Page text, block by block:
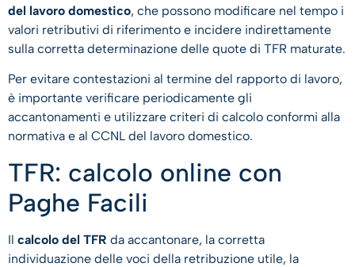
del lavoro domestico, che possono modificare nel tempo i
valori retributivi di riferimento e incidere indirettamente
sulla corretta determinazione delle quote di TFR maturate.
Per evitare contestazioni al termine del rapporto di lavoro,
è importante verificare periodicamente gli
accantonamenti e utilizzare criteri di calcolo conformi alla
normativa e al CCNL del lavoro domestico.
TFR: calcolo online con
Paghe Facili
Il calcolo del TFR da accantonare, la corretta
individuazione delle voci della retribuzione utile, la